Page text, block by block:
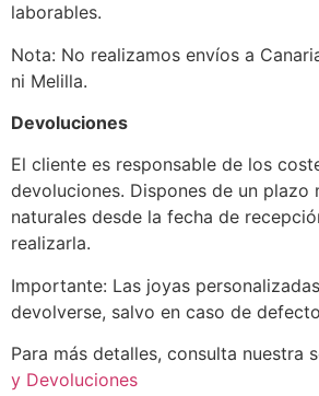
laborables.
Nota: No realizamos envíos a
ni Melilla.
Devoluciones
El cliente es responsable de los
devoluciones. Dispones de un plazo
naturales desde la fecha de
realizarla.
Importante: Las joyas
devolverse, salvo en caso de
Para más detalles, consulta nuestra
y Devoluciones